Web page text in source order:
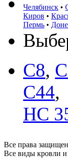
Челябинск •
Киров •
Пермь •
С8,
C44,
НС
Все права
Все виды кровли и